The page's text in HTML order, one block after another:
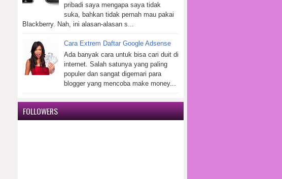
pribadi saya mengapa saya tidak
suka, bahkan tidak pernah mau pakai
Blackberry. Nah, ini alasan-alasan s...
Cara Extrem Daftar Google Adsense
Ada banyak cara untuk bisa cari duit di
internet. Salah satunya yang paling
populer dan sangat digemari para
blogger yang mencoba make money...
FOLLOWERS